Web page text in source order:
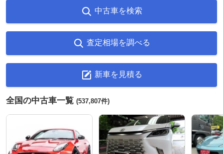
中古車を検索
査定相場を調べる
新車を見積る
全国の中古車一覧 (537,807件)